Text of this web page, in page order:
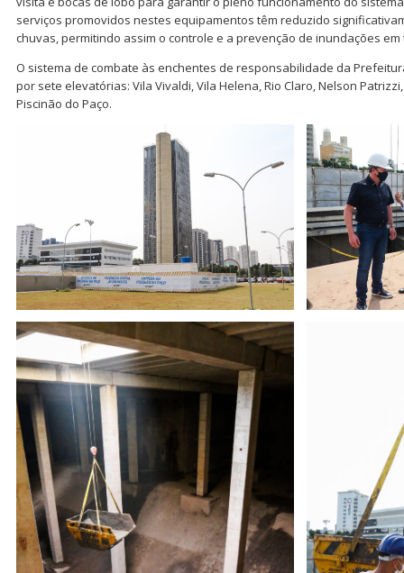
serviços promovidos nestes equipamentos têm reduzido
chuvas, permitindo assim o controle e a prevenção de inundações
O sistema de combate às enchentes de responsabilidade da
por sete elevatórias: Vila Vivaldi, Vila Helena, Rio Claro, Nelson
Piscinão do Paço.